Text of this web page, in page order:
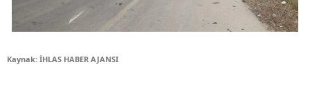
Kaynak: İHLAS HABER AJANSI